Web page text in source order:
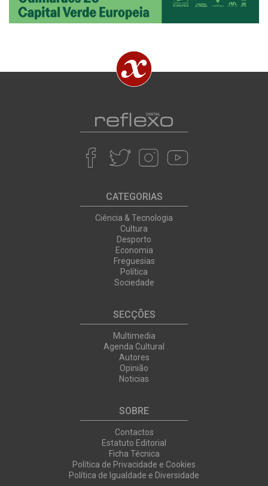
CATEGORIAS
Ciência & Tecnologia
Cultura
Desporto
Economia
Freguesias
Política
Sociedade
SECÇÕES
Multimedia
Agenda Cultural
Autores
Opinião
Noticias
SOBRE
Contactos
Estatuto Editorial
Ficha Técnica
Política de Privacidade e Cookies
Política de Igualdade e Diversidade